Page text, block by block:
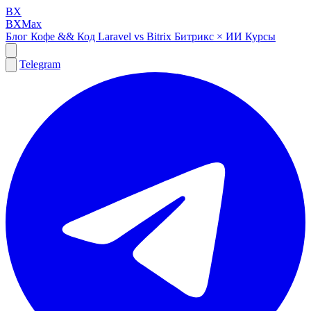
BX
BXMax
Блог Кофе && Код Laravel vs Bitrix Битрикс × ИИ Курсы
Telegram